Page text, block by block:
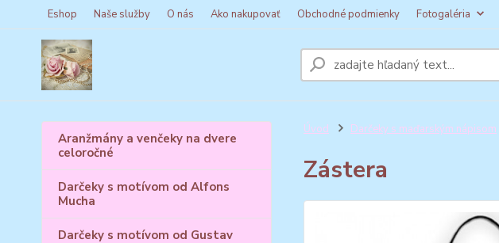
Eshop Naše služby O nás Ako nakupovať Obchodné podmienky Fotogaléria
Aranžmány a venčeky na dvere
celoročné
Darčeky s motívom od Alfons
Mucha
Darčeky s motívom od Gustav
Úvod Darčeky s maďarským nápisom
Zástera